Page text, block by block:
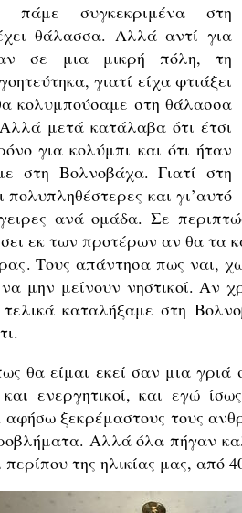
συγκεκριμένα στη
θάλασσα. Αλλά αντί για
σε μια μικρή πόλη, τη
γιατί είχα φτιάξει
κολυμπούσαμε στη θάλασσα
μετά κατάλαβα ότι έτσι
για κολύμπι και ότι ήταν
στη Βολνοβάχα. Γιατί στη
και γι’αυτό
ανά ομάδα. Σε
εκ των προτέρων αν θα τα
Τους απάντησα πως ναι,
μην μείνουν νηστικοί. Αν
καταλήξαμε στη
θα είμαι εκεί σαν μια γριά
και ενεργητικοί, και εγώ
ξεκρέμαστους τους
Αλλά όλα πήγαν
περίπου της ηλικίας μας,